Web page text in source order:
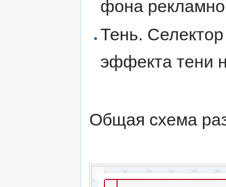
фона
Тень.
эффекта тени
Общая схема